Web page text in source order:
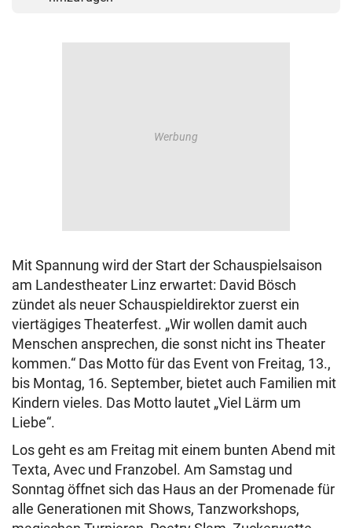
Mit Spannung wird der Start der Schauspielsaison
am Landestheater Linz erwartet: David Bösch
zündet als neuer Schauspieldirektor zuerst ein
viertägiges Theaterfest. „Wir wollen damit auch
Menschen ansprechen, die sonst nicht ins Theater
kommen.“ Das Motto für das Event von Freitag, 13.,
bis Montag, 16. September, bietet auch Familien mit
Kindern vieles. Das Motto lautet „Viel Lärm um
Liebe“.
Los geht es am Freitag mit einem bunten Abend mit
Texta, Avec und Franzobel. Am Samstag und
Sonntag öffnet sich das Haus an der Promenade für
alle Generationen mit Shows, Tanzworkshops,